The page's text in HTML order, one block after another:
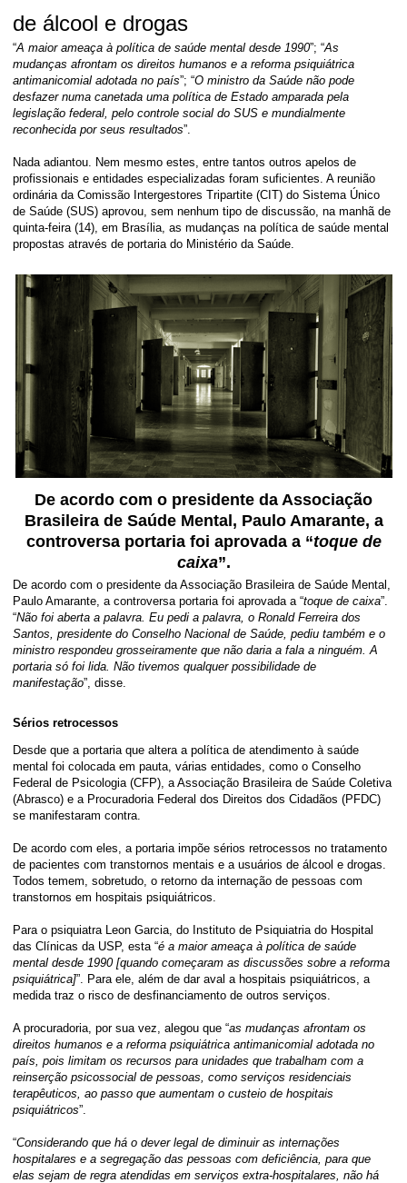
de álcool e drogas
“A maior ameaça à política de saúde mental desde 1990”; “As
mudanças afrontam os direitos humanos e a reforma psiquiátrica
antimanicomial adotada no país”; “O ministro da Saúde não pode
desfazer numa canetada uma política de Estado amparada pela
legislação federal, pelo controle social do SUS e mundialmente
reconhecida por seus resultados”.
Nada adiantou. Nem mesmo estes, entre tantos outros apelos de
profissionais e entidades especializadas foram suficientes. A reunião
ordinária da Comissão Intergestores Tripartite (CIT) do Sistema Único
de Saúde (SUS) aprovou, sem nenhum tipo de discussão, na manhã de
quinta-feira (14), em Brasília, as mudanças na política de saúde mental
propostas através de portaria do Ministério da Saúde.
De acordo com o presidente da Associação
Brasileira de Saúde Mental, Paulo Amarante, a
controversa portaria foi aprovada a “toque de
caixa”.
De acordo com o presidente da Associação Brasileira de Saúde Mental,
Paulo Amarante, a controversa portaria foi aprovada a “toque de caixa”.
“Não foi aberta a palavra. Eu pedi a palavra, o Ronald Ferreira dos
Santos, presidente do Conselho Nacional de Saúde, pediu também e o
ministro respondeu grosseiramente que não daria a fala a ninguém. A
portaria só foi lida. Não tivemos qualquer possibilidade de
manifestação”, disse.
Sérios retrocessos
Desde que a portaria que altera a política de atendimento à saúde
mental foi colocada em pauta, várias entidades, como o Conselho
Federal de Psicologia (CFP), a Associação Brasileira de Saúde Coletiva
(Abrasco) e a Procuradoria Federal dos Direitos dos Cidadãos (PFDC)
se manifestaram contra.
De acordo com eles, a portaria impõe sérios retrocessos no tratamento
de pacientes com transtornos mentais e a usuários de álcool e drogas.
Todos temem, sobretudo, o retorno da internação de pessoas com
transtornos em hospitais psiquiátricos.
Para o psiquiatra Leon Garcia, do Instituto de Psiquiatria do Hospital
das Clínicas da USP, esta “é a maior ameaça à política de saúde
mental desde 1990 [quando começaram as discussões sobre a reforma
psiquiátrica]”. Para ele, além de dar aval a hospitais psiquiátricos, a
medida traz o risco de desfinanciamento de outros serviços.
A procuradoria, por sua vez, alegou que “as mudanças afrontam os
direitos humanos e a reforma psiquiátrica antimanicomial adotada no
país, pois limitam os recursos para unidades que trabalham com a
reinserção psicossocial de pessoas, como serviços residenciais
terapêuticos, ao passo que aumentam o custeio de hospitais
psiquiátricos”.
“Considerando que há o dever legal de diminuir as internações
hospitalares e a segregação das pessoas com deficiência, para que
elas sejam de regra atendidas em serviços extra-hospitalares, não há